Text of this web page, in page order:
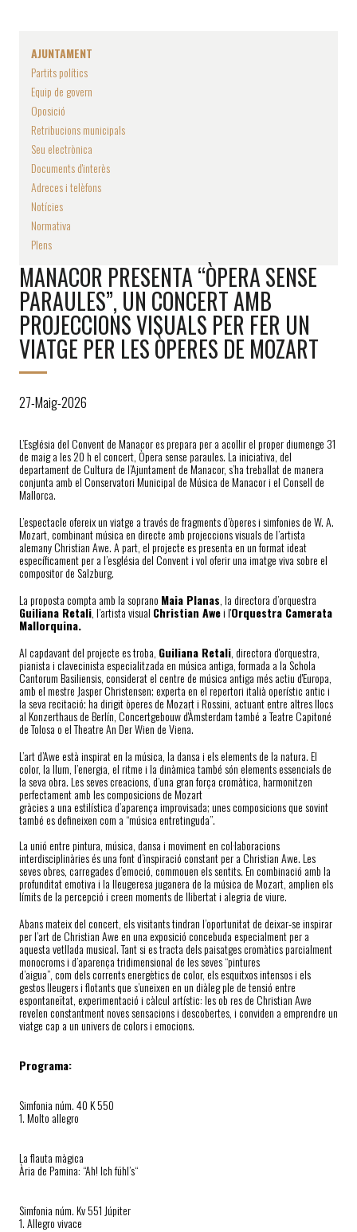
AJUNTAMENT
Partits polítics
Equip de govern
Oposició
Retribucions municipals
Seu electrònica
Documents d'interès
Adreces i telèfons
Notícies
Normativa
Plens
MANACOR PRESENTA “ÒPERA SENSE
PARAULES”, UN CONCERT AMB
PROJECCIONS VISUALS PER FER UN
VIATGE PER LES ÒPERES DE MOZART
27-Maig-2026
L’Església del Convent de Manacor es prepara per a acollir el proper diumenge 31
de maig a les 20 h el concert, Òpera sense paraules. La iniciativa, del
departament de Cultura de l’Ajuntament de Manacor, s’ha treballat de manera
conjunta amb el Conservatori Municipal de Música de Manacor i el Consell de
Mallorca.
L’espectacle ofereix un viatge a través de fragments d’òperes i simfonies de W. A.
Mozart, combinant música en directe amb projeccions visuals de l’artista
alemany Christian Awe. A part, el projecte es presenta en un format ideat
específicament per a l’església del Convent i vol oferir una imatge viva sobre el
compositor de Salzburg.
La proposta compta amb la soprano Maia Planas, la directora d’orquestra
Guiliana Retali, l’artista visual Christian Awei l'Orquestra Camerata
Mallorquina.
Al capdavant del projecte es troba, Guiliana Retali, directora d'orquestra,
pianista i clavecinista especialitzada en música antiga, formada a la Schola
Cantorum Basiliensis, considerat el centre de música antiga més actiu d'Europa,
amb el mestre Jasper Christensen; experta en el repertori italià operístic antic i
la seva recitació; ha dirigit òperes de Mozart i Rossini, actuant entre altres llocs
al Konzerthaus de Berlín, Concertgebouw d'Àmsterdam també a Teatre Capitoné
de Tolosa o el Theatre An Der Wien de Viena.
L’art d’Awe està inspirat en la música, la dansa i els elements de la natura. El
color, la llum, l’energia, el ritme i la dinàmica també són elements essencials de
la seva obra. Les seves creacions, d’una gran força cromàtica, harmonitzen
perfectament amb les composicions de Mozart
gràcies a una estilística d’aparença improvisada; unes composicions que sovint
també es defineixen com a “música entretinguda”.
La unió entre pintura, música, dansa i moviment en col·laboracions
interdisciplinàries és una font d’inspiració constant per a Christian Awe. Les
seves obres, carregades d’emoció, commouen els sentits. En combinació amb la
profunditat emotiva i la lleugeresa juganera de la música de Mozart, amplien els
límits de la percepció i creen moments de llibertat i alegria de viure.
Abans mateix del concert, els visitants tindran l’oportunitat de deixar-se inspirar
per l’art de Christian Awe en una exposició concebuda especialment per a
aquesta vetllada musical. Tant si es tracta dels paisatges cromàtics parcialment
monocroms i d’aparença tridimensional de les seves “pintures
d’aigua”, com dels corrents energètics de color, els esquitxos intensos i els
gestos lleugers i flotants que s’uneixen en un diàleg ple de tensió entre
espontaneïtat, experimentació i càlcul artístic: les ob res de Christian Awe
revelen constantment noves sensacions i descobertes, i conviden a emprendre un
viatge cap a un univers de colors i emocions.
Programa:
Simfonia núm. 40 K 550
1. Molto allegro
La flauta màgica
Ària de Pamina: “Ah! Ich fühl’s“
Simfonia núm. Kv 551 Júpiter
1. Allegro vivace